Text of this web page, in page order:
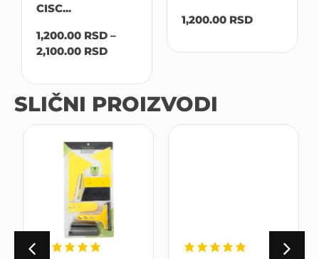
CISC...
1,200.00 RSD –
2,100.00 RSD
1,200.00 RSD
SLIČNI PROIZVODI